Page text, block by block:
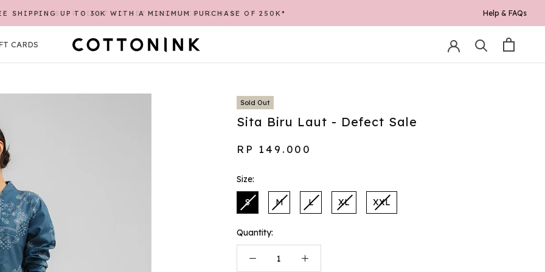
SHIPPING UP TO 30K WITH A MINIMUM PURCHASE OF 250K* Help & FAQs
CARDS
Sold Out
Sita Biru Laut - Defect Sale
RP 149.000
Size:
S M L XL XXL
Quantity: